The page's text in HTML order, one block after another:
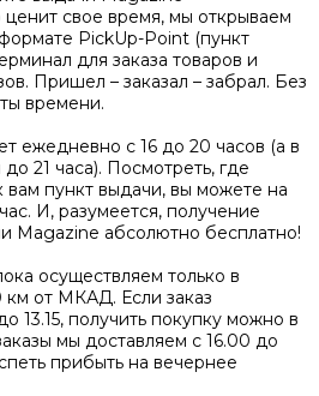
ценит свое время, мы открываем
PickUp-Point (пункт
для заказа товаров и
Пришел – заказал – забрал. Без
времени.
ежедневно с 16 до 20 часов (а в
21 часа). Посмотреть, где
пункт выдачи, вы можете на
И, разумеется, получение
Magazine абсолютно бесплатно!
осуществляем только в
от МКАД. Если заказ
13.15, получить покупку можно в
мы доставляем с 16.00 до
прибыть на вечернее